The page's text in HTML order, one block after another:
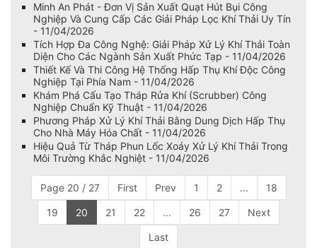
Minh An Phát - Đơn Vị Sản Xuất Quạt Hút Bụi Công
Nghiệp Và Cung Cấp Các Giải Pháp Lọc Khí Thải Uy Tín
- 11/04/2026
Tích Hợp Đa Công Nghệ: Giải Pháp Xử Lý Khí Thải Toàn
Diện Cho Các Ngành Sản Xuất Phức Tạp - 11/04/2026
Thiết Kế Và Thi Công Hệ Thống Hấp Thụ Khí Độc Công
Nghiệp Tại Phía Nam - 11/04/2026
Khám Phá Cấu Tạo Tháp Rửa Khí (Scrubber) Công
Nghiệp Chuẩn Kỹ Thuật - 11/04/2026
Phương Pháp Xử Lý Khí Thải Bằng Dung Dịch Hấp Thụ
Cho Nhà Máy Hóa Chất - 11/04/2026
Hiệu Quả Từ Tháp Phun Lốc Xoáy Xử Lý Khí Thải Trong
Môi Trường Khắc Nghiệt - 11/04/2026
Page 20 / 27 First Prev 1 2 ... 18
19 20 21 22 ... 26 27 Next
Last